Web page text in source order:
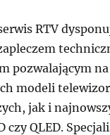
RTV
pozwalającym
modeli
jak i
czy QLED.